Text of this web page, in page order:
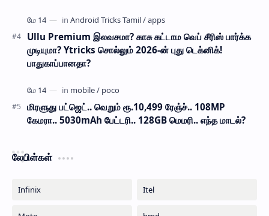
Ullu Premium இலவசமா? காசு கட்டாம வெப் சீரிஸ் பார்க்க
முடியுமா? Ytricks சொல்லும் 2026-ன் புது டெக்னிக்!
பாதுகாப்பானதா?
மிரளுது பட்ஜெட்.. வெறும் ரூ.10,499 ரேஞ்ச்.. 108MP
கேமரா.. 5030mAh பேட்டரி.. 128GB மெமரி.. எந்த மாடல்?
லேபிள்கள்